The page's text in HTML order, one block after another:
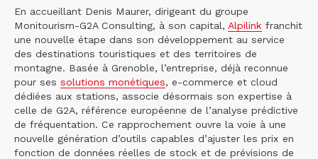
En accueillant Denis Maurer, dirigeant du groupe
Monitourism-G2A Consulting, à son capital, Alpilink franchit
une nouvelle étape dans son développement au service
des destinations touristiques et des territoires de
montagne. Basée à Grenoble, l’entreprise, déjà reconnue
pour ses solutions monétiques, e-commerce et cloud
dédiées aux stations, associe désormais son expertise à
celle de G2A, référence européenne de l’analyse prédictive
de fréquentation. Ce rapprochement ouvre la voie à une
nouvelle génération d’outils capables d’ajuster les prix en
fonction de données réelles de stock et de prévisions de